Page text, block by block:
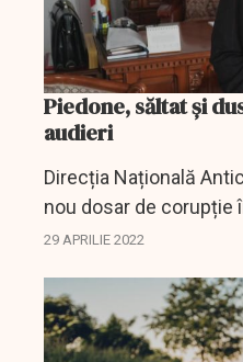
Piedone, săltat și
audieri
Direcția Națională
nou dosar de corupție
Daniel Florea și
29 APRILIE 2022